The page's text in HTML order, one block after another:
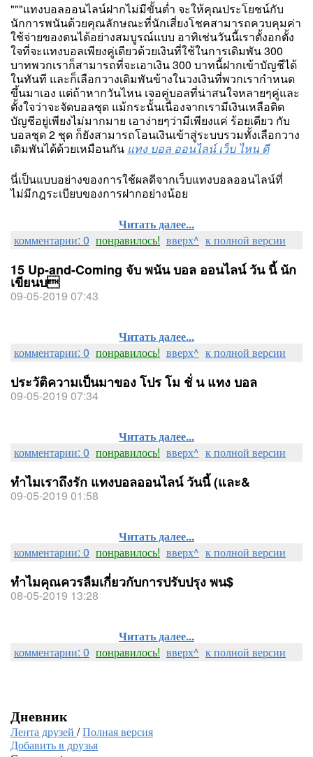
"""แทงบอลออนไลน์ฝากไม่มีขั้นต่ำ จะให้คุณประโยชน์กับ
นักการพนันด้วยคุณลักษณะที่นักเสี่ยงโชคสามารถควบคุมค่า
ใช้จ่ายของตนได้อย่างสมบูรณ์แบบ อาทิเช่นวันนี้เราตั้งอกตั้ง
ใจที่จะแทงบอลเพียงคู่เดียวด้วยเงินที่ใช้ในการเดิมพัน 300
บาทพวกเราก็สามารถที่จะเอาเงิน 300 บาทนี้ฝากเข้าบัญชีได้
ในทันที และก็เลือกวางเดิมพันข้างในวงเงินที่พวกเรากำหนด
ขึ้นมาเอง แต่ถ้าหากวันไหน เจอคู่บอลที่น่าสนใจหลายๆคู่และ
ตั้งใจว่าจะจัดบอลชุด แม้กระนั้นเนื่องจากเรามีเงินเหลือติด
บัญชีอยู่เพียงไม่มากมาย เอาง่ายๆว่ามีเพียงแค่ ร้อยเดียว กับ
บอลชุด 2 ชุด ก็ยังสามารถโอนเงินเข้าสู่ระบบรวมทั้งเลือกวาง
เดิมพันได้ด้วยเหมือนกัน แทง บอล ออนไลน์ เว็บ ไหน ดี
นี่เป็นแบบอย่างของการใช้ผลดีจากเว็บแทงบอลออนไลน์ที่
ไม่มีกฎระเบียบของการฝากอย่างน้อย
Читать далее...
комментарии: 0 понравилось! вверх^ к полной версии
15 Up-and-Coming จับ พนัน บอล ออนไลน์ วัน นี้ นัก
เขียนบ
09-05-2019 07:43
Читать далее...
комментарии: 0 понравилось! вверх^ к полной версии
ประวัติความเป็นมาของ โปร โม ชั่ น แทง บอล
09-05-2019 07:34
Читать далее...
комментарии: 0 понравилось! вверх^ к полной версии
ทำไมเราถึงรัก แทงบอลออนไลน์ วันนี้ (และ&
09-05-2019 01:58
Читать далее...
комментарии: 0 понравилось! вверх^ к полной версии
ทำไมคุณควรลืมเกี่ยวกับการปรับปรุง พน$
08-05-2019 13:28
Читать далее...
комментарии: 0 понравилось! вверх^ к полной версии
Дневник
Лента друзей /Полная версия
Добавить в друзья